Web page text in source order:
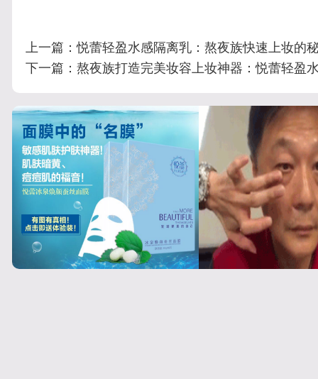
上一篇：悦蕾轻盈水感隔离乳：熬夜族快速上妆的
下一篇： 熬夜族打造完美妆容上妆神器：悦蕾轻盈